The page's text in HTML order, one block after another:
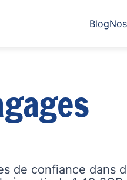
Blog
de confiance dans